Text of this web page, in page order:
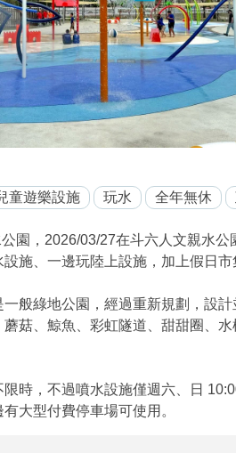
童遊樂設施 玩水 全年無休
園，2026/03/27在斗六人文親水
施、一邊玩陸上設施，加上假日市
一般綠地公園，經過重新規劃，設
菇、鯨魚、彩虹隧道、甜甜圈、
時，不過噴水設施僅週六、日
大型付費停車場可使用。